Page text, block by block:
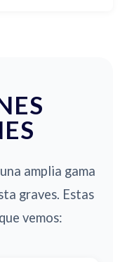
amplia gama
graves. Estas
vemos: